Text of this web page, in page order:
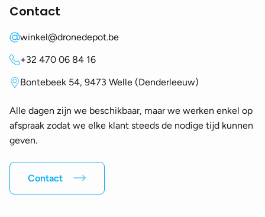
Contact
winkel@dronedepot.be
+32 470 06 84 16
Bontebeek 54, 9473 Welle (Denderleeuw)
Alle dagen zijn we beschikbaar, maar we werken enkel op
afspraak zodat we elke klant steeds de nodige tijd kunnen
geven.
Contact